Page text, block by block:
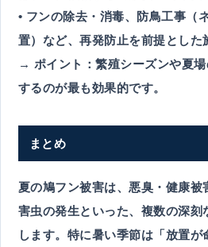
• フンの除去・消毒、防鳥工事（
置）など、再発防止を前提とした
→ ポイント：繁殖シーズンや夏
するのが最も効果的です。
まとめ
夏の鳩フン被害は、悪臭・健康被
害虫の発生といった、複数の深刻
します。特に暑い季節は「放置が